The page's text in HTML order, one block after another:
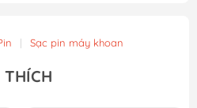
| Sạc pin máy khoan
THÍCH